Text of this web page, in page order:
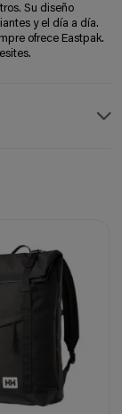
Su diseño
y el día a día.
ofrece Eastpak.